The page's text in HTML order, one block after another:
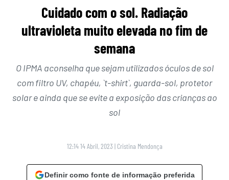
Cuidado com o sol. Radiação
ultravioleta muito elevada no fim de
semana
O IPMA aconselha que sejam utilizados óculos de sol
com filtro UV, chapéu, `t-shirt`, guarda-sol, protetor
solar e ainda que se evite a exposição das crianças ao
sol
12:14 14 Abril, 2023 | Cristina Mendonça
Definir como fonte de informação preferida